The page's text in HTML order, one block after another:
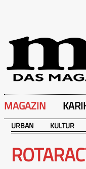
MAGAZIN
URBAN KULTUR